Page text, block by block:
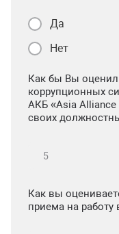
Да
Нет
Как бы Вы
коррупционных
АКБ «Asia
своих
Как вы
приема на работу